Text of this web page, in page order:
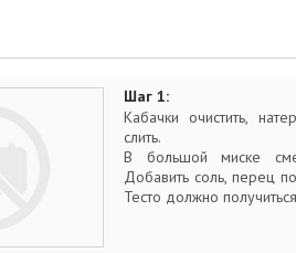
Шаг 1:
Кабачки очистить,
слить.
В большой миске
Добавить соль, перец
Тесто должно